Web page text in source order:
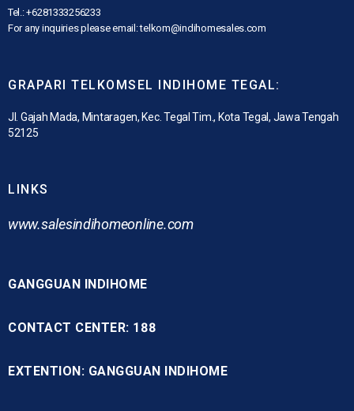
Tel.: +6281333256233
For any inquiries please email: telkom@indihomesales.com
GRAPARI TELKOMSEL INDIHOME TEGAL:
Jl. Gajah Mada, Mintaragen, Kec. Tegal Tim., Kota Tegal, Jawa Tengah
52125
LINKS
www.salesindihomeonline.com
GANGGUAN INDIHOME
CONTACT CENTER: 188
EXTENTION: GANGGUAN INDIHOME